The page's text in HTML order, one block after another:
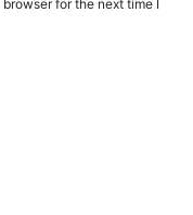
for the next time I